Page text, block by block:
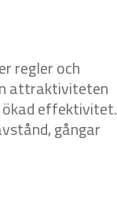
regler och
attraktiviteten
ökad effektivitet.
gångar